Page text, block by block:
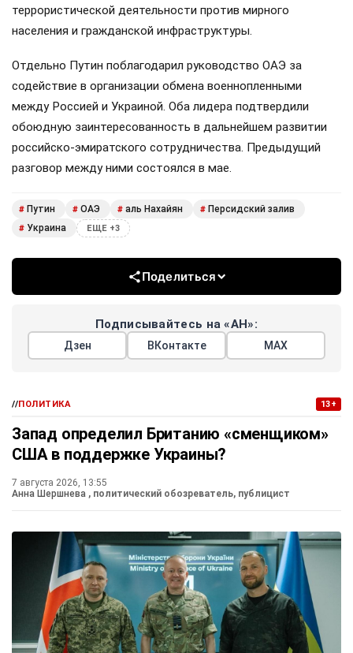
террористической деятельности против мирного
населения и гражданской инфраструктуры.
Отдельно Путин поблагодарил руководство ОАЭ за
содействие в организации обмена военнопленными
между Россией и Украиной. Оба лидера подтвердили
обоюдную заинтересованность в дальнейшем развитии
российско-эмиратского сотрудничества. Предыдущий
разговор между ними состоялся в мае.
# Путин # ОАЭ # аль Нахайян # Персидский залив
# Украина ЕЩЕ +3
Поделиться
Подписывайтесь на «АН»:
Дзен ВКонтакте МАХ
//ПОЛИТИКА 13+
Запад определил Британию «сменщиком»
США в поддержке Украины?
7 августа 2026, 13:55
Анна Шершнева , политический обозреватель, публицист